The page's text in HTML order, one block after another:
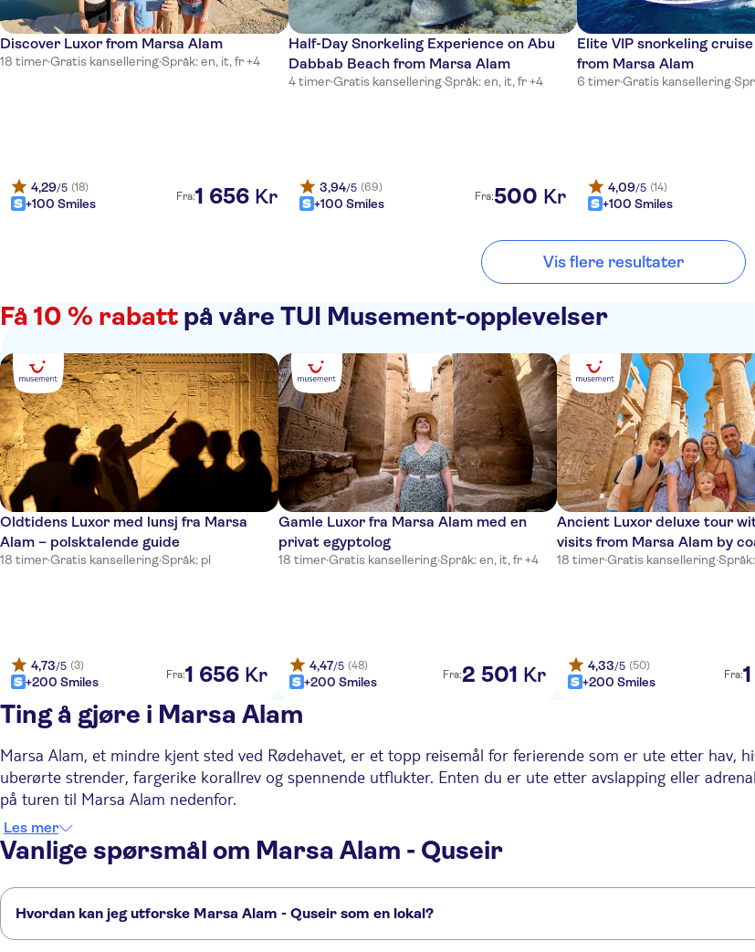
Discover Luxor from Marsa Alam
18 timer·Gratis kansellering·Språk: en, it, fr +4
4,29/5 (18)
+100 Smiles Fra:1 656 Kr
Half-Day Snorkeling Experience on Abu
Dabbab Beach from Marsa Alam
4 timer·Gratis kansellering·Språk: en, it, fr +4
3,94/5 (69)
+100 Smiles Fra:500 Kr
Elite VIP snorkeling
from Marsa Alam
6 timer·Gratis kansellering·
4,09/5 (14)
+100 Smiles
Vis flere resultater
Få 10 % rabatt på våre TUI Musement-opplevelser
Oldtidens Luxor med lunsj fra Marsa
Alam – polsktalende guide
18 timer·Gratis kansellering·Språk: pl
4,73/5 (3)
+200 Smiles Fra:1 656 Kr
Gamle Luxor fra Marsa Alam med en
privat egyptolog
18 timer·Gratis kansellering·Språk: en, it, fr +4
4,47/5 (48)
+200 Smiles Fra:2 501 Kr
Ancient Luxor deluxe tour
visits from Marsa Alam by
18 timer·Gratis kansellering·
4,33/5 (50)
+200 Smiles Fra:1
Ting å gjøre i Marsa Alam
Marsa Alam, et mindre kjent sted ved Rødehavet, er et topp reisemål for ferierende som er ute etter hav,
uberørte strender, fargerike korallrev og spennende utflukter. Enten du er ute etter avslapping eller
på turen til Marsa Alam nedenfor.
De 6 beste aktivitetene i Marsa Alam
1. Dykk ned i Rødehavets undervannsverdenMarsa Alam er et paradis for dykkere og snorklere. Det berømte Elphinstone Reef og Dolphin House er hjem til haier, delfiner
og havskilpadder, mens de blendende korallformasjonene og tropiske fiskene gjør hvert dykk
er det å utforske undervannsverdenen her en opplevelse du ikke vil gå glipp av.
Opplev ørkenens magi på en safaritur For å få en forandring i landskapet kan du dra ut i den enorme
kameltur. Kjør over de gylne sanddynene, besøk en tradisjonell beduinleir, nyt et autentisk lokalt måltid
Les mer
Vanlige spørsmål om Marsa Alam - Quseir
Hvordan kan jeg utforske Marsa Alam - Quseir som en lokal?